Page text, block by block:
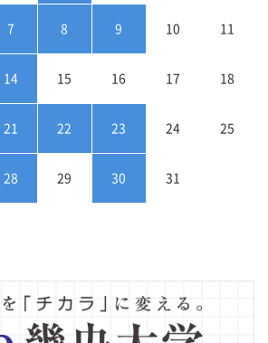
7 8 9 10 11
14 15 16 17 18
21 22 23 24 25
28 29 30 31